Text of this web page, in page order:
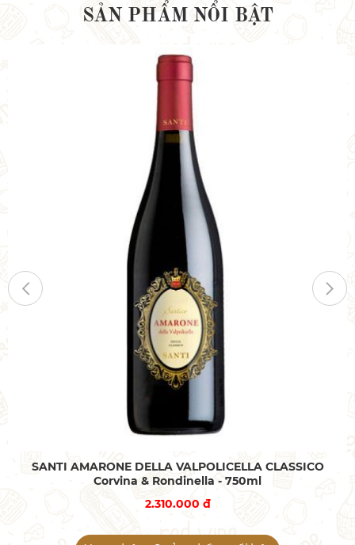
SẢN PHẨM NỔI BẬT
SANTI AMARONE DELLA VALPOLICELLA CLASSICO
Corvina & Rondinella - 750ml
2.310.000 đ